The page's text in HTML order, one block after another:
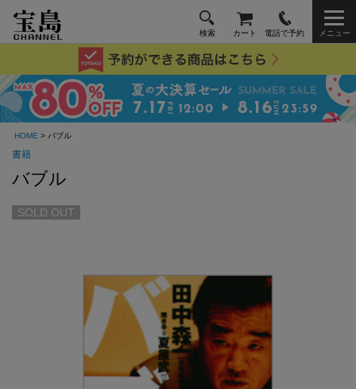
検索 カート 電話で予約 メニュー
HOME > バブル
書籍
バブル
SOLD OUT